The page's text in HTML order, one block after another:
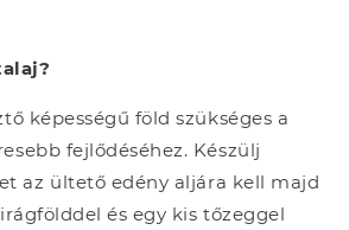
képességű föld szükséges a
fejlődéséhez. Készülj
az ültető edény aljára kell majd
és egy kis tőzeggel